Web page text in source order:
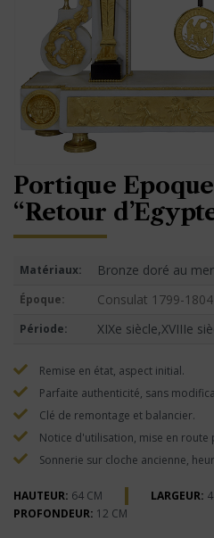
Portique
“Retour
Matériaux: Bronze doré au
Époque: Consulat 1799-1804
Période: XIXe siècle,XVIIIe
Remise en état, aspect initial.
Parfaite authenticité, sans
Clé de remontage et balancier.
Notice d'utilisation, mise en route
Sonnerie sur cloche ancienne,
HAUTEUR: 64 CM LARGEUR:
PROFONDEUR: 12 CM